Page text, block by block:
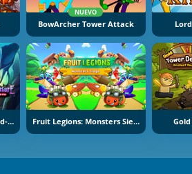
NUEVO
BowArcher Tower Attack
Cursed Treasure One-And-A-Half Fruit Legions: Monsters Siege